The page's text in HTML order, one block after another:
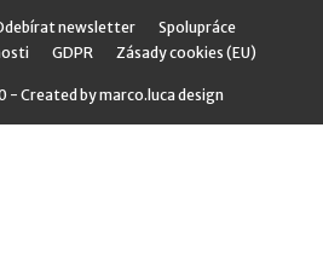
newsletter
Spolupráce
GDPR Zásady cookies (EU)
Created by marco.luca design